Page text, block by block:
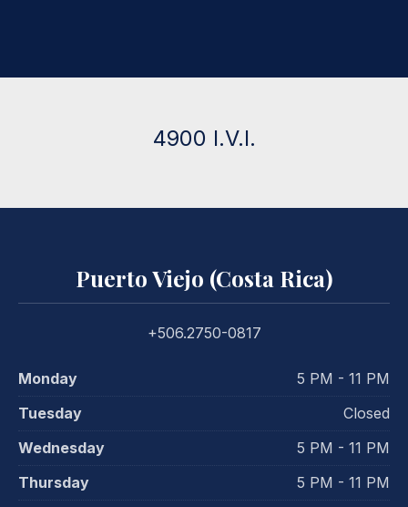
4900 I.V.I.
Puerto Viejo (Costa Rica)
+506.2750-0817
Monday
5 PM - 11 PM
Tuesday
Closed
Wednesday
5 PM - 11 PM
Thursday
5 PM - 11 PM